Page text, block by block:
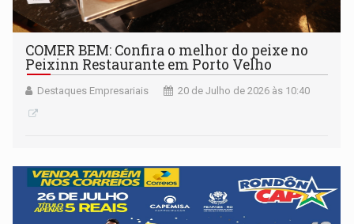
COMER BEM: Confira o melhor do peixe no
Peixinn Restaurante em Porto Velho
Destaques Empresariais 20 de Julho de 2026 às 10:40